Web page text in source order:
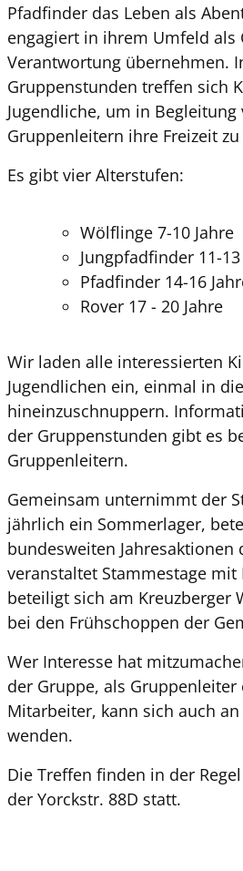
Pfadfinder das Leben als
engagiert in ihrem Umfeld als
Verantwortung übernehmen.
Gruppenstunden treffen sich
Jugendliche, um in Begleitung
Gruppenleitern ihre Freizeit
Es gibt vier Alterstufen:
Wölflinge 7-10 Jahre
Jungpfadfinder 11-13
Pfadfinder 14-16
Rover 17 - 20 Jahre
Wir laden alle interessierten
Jugendlichen ein, einmal in
hineinzuschnuppern.
der Gruppenstunden gibt es
Gruppenleitern.
Gemeinsam unternimmt der
jährlich ein Sommerlager,
bundesweiten Jahresaktionen
veranstaltet Stammestage
beteiligt sich am Kreuzberger
bei den Frühschoppen der
Wer Interesse hat
der Gruppe, als
Mitarbeiter, kann sich auch
wenden.
Die Treffen finden in der
der Yorckstr. 88D statt.